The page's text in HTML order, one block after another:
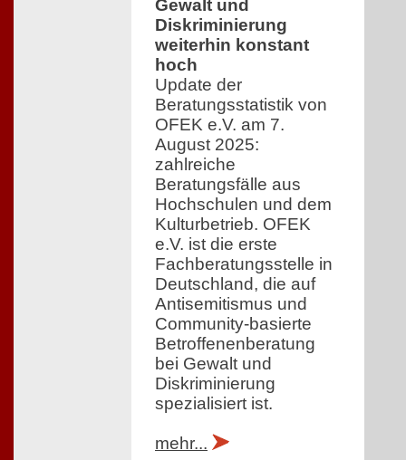
Gewalt und
Diskriminierung
weiterhin konstant
hoch
Update der
Beratungsstatistik von
OFEK e.V. am 7.
August 2025:
zahlreiche
Beratungsfälle aus
Hochschulen und dem
Kulturbetrieb. OFEK
e.V. ist die erste
Fachberatungsstelle in
Deutschland, die auf
Antisemitismus und
Community-basierte
Betroffenenberatung
bei Gewalt und
Diskriminierung
spezialisiert ist.
mehr...